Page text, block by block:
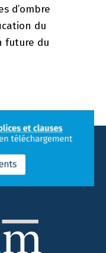
d’ombre
du
future du